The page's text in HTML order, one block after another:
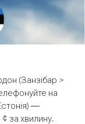
(Занзібар >
на
—
за хвилину.